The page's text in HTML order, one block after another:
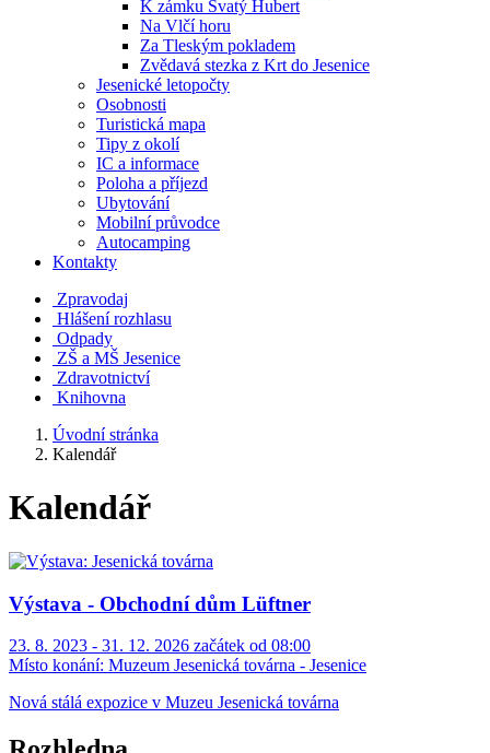
K zámku Svatý Hubert
Na Vlčí horu
Za Tleským pokladem
Zvědavá stezka z Krt do Jesenice
Jesenické letopočty
Osobnosti
Turistická mapa
Tipy z okolí
IC a informace
Poloha a příjezd
Ubytování
Mobilní průvodce
Autocamping
Kontakty
Zpravodaj
Hlášení rozhlasu
Odpady
ZŠ a MŠ Jesenice
Zdravotnictví
Knihovna
Úvodní stránka
Kalendář
Kalendář
Výstava - Obchodní dům Lüftner
23. 8. 2023 - 31. 12. 2026 začátek od 08:00
Místo konání: Muzeum Jesenická továrna - Jesenice
Nová stálá expozice v Muzeu Jesenická továrna